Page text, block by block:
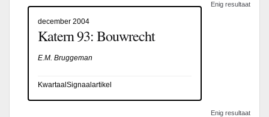
Enig resultaat
december 2004
Katern 93: Bouwrecht
E.M. Bruggeman
KwartaalSignaalartikel
Enig resultaat